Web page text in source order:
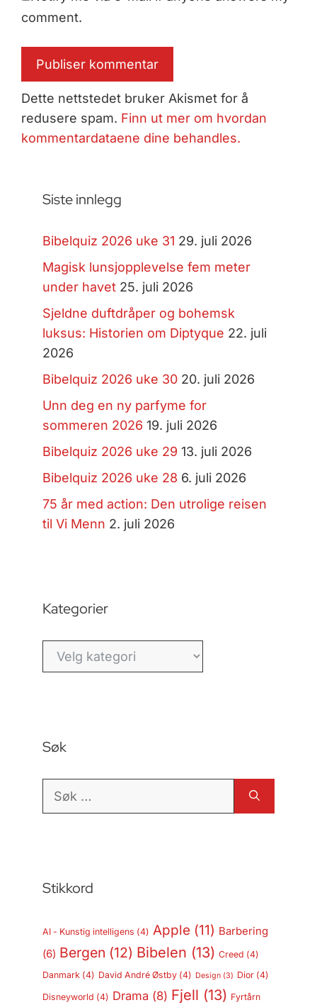
comment.
Dette nettstedet bruker Akismet for å
redusere spam. Finn ut mer om hvordan
kommentardataene dine behandles.
Siste innlegg
Bibelquiz 2026 uke 31 29. juli 2026
Magisk lunsjopplevelse fem meter
under havet 25. juli 2026
Sjeldne duftdråper og bohemsk
luksus: Historien om Diptyque 22. juli
2026
Bibelquiz 2026 uke 30 20. juli 2026
Unn deg en ny parfyme for
sommeren 2026 19. juli 2026
Bibelquiz 2026 uke 29 13. juli 2026
Bibelquiz 2026 uke 28 6. juli 2026
75 år med action: Den utrolige reisen
til Vi Menn 2. juli 2026
Kategorier
Kategorier
Søk
Søk
Stikkord
AI - Kunstig intelligens (4) Apple (11) Barbering
(6) Bergen (12) Bibelen (13) Creed (4)
Danmark(4) David André Østby(4) Design(3) Dior(4)
Disneyworld (4) Drama (8) Fjell (13) Fyrtårn